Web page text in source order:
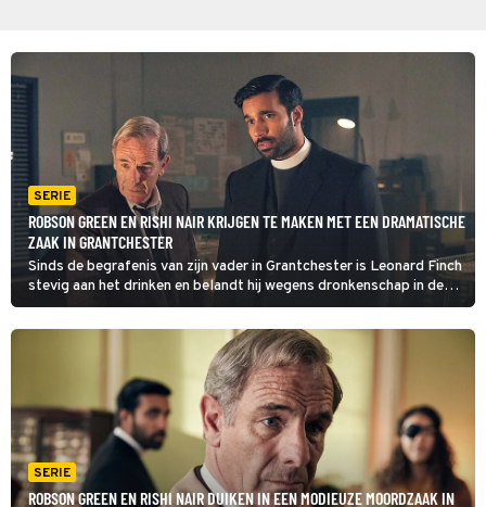
SERIE
ROBSON GREEN EN RISHI NAIR KRIJGEN TE MAKEN MET EEN DRAMATISCHE
ZAAK IN GRANTCHESTER
Sinds de begrafenis van zijn vader in Grantchester is Leonard Finch
stevig aan het drinken en belandt hij wegens dronkenschap in de
politiecel, waar Alphy en Geordie hem aantreffen naast het
levenloze lichaam van agent Floyd.
SERIE
ROBSON GREEN EN RISHI NAIR DUIKEN IN EEN MODIEUZE MOORDZAAK IN